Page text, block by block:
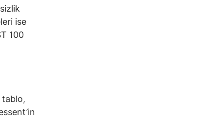
ise
100
tablo,